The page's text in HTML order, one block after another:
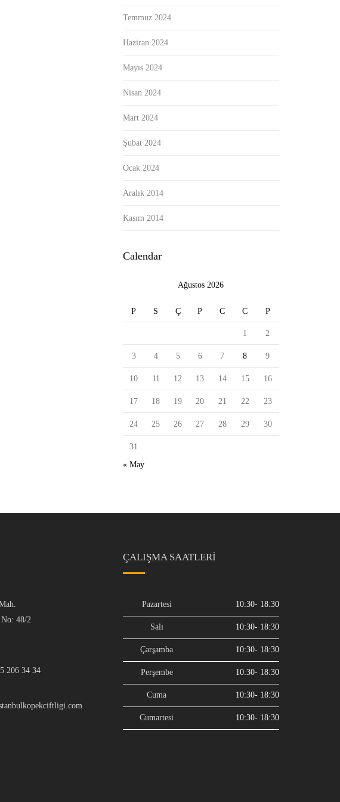
Temmuz 2024
Haziran 2024
Mayıs 2024
Nisan 2024
Mart 2024
Şubat 2024
Ocak 2024
Aralık 2014
Kasım 2014
Calendar
Ağustos 2026
P S Ç P C C P
1 2
3 4 5 6 7 8 9
10 11 12 13 14 15 16
17 18 19 20 21 22 23
24 25 26 27 28 29 30
31
« May
48/2
206 34 34
ÇALIŞMA SAATLERI
Pazartesi 10:30- 18:30
Salı 10:30- 18:30
Çarşamba 10:30- 18:30
Perşembe 10:30- 18:30
Cuma 10:30- 18:30
Cumartesi 10:30- 18:30